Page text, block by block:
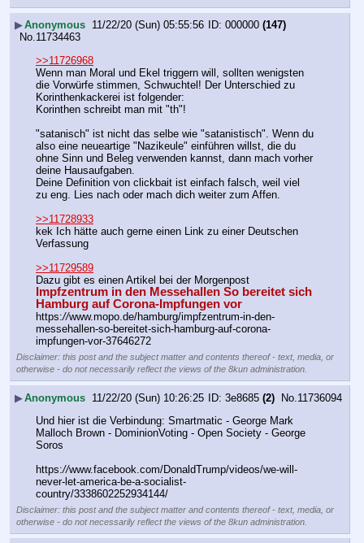
▶Anonymous 11/22/20 (Sun) 05:55:56 000000 (147)
No.11734463
>>11726968
Wenn man Moral und Ekel triggern will, sollten wenigsten
die Vorwürfe stimmen, Schwuchtel! Der Unterschied zu
Korinthenkackerei ist folgender:
Korinthen schreibt man mit "th"!
"satanisch" ist nicht das selbe wie "satanistisch". Wenn du
also eine neueartige "Nazikeule" einführen willst, die du
ohne Sinn und Beleg verwenden kannst, dann mach vorher
deine Hausaufgaben.
Deine Definition von clickbait ist einfach falsch, weil viel
zu eng. Lies nach oder mach dich weiter zum Affen.
>>11728933
kek Ich hätte auch gerne einen Link zu einer Deutschen
Verfassung
>>11729589
Dazu gibt es einen Artikel bei der Morgenpost
Impfzentrum in den Messehallen So bereitet sich
Hamburg auf Corona-Impfungen vor
https://www.mopo.de/hamburg/impfzentrum-in-den-
messehallen-so-bereitet-sich-hamburg-auf-corona-
impfungen-vor-37646272
Disclaimer: this post and the subject matter and contents thereof - text, media, or
otherwise - do not necessarily reflect the views of the 8kun administration.
▶Anonymous 11/22/20 (Sun) 10:26:25 3e8685 (2) No. 11736094
Und hier ist die Verbindung: Smartmatic - George Mark
Malloch Brown - DominionVoting - Open Society - George
Soros
https://www.facebook.com/DonaldTrump/videos/we-will-
never-let-america-be-a-socialist-
country/3338602252934144/
Disclaimer: this post and the subject matter and contents thereof - text, media, or
otherwise - do not necessarily reflect the views of the 8kun administration.